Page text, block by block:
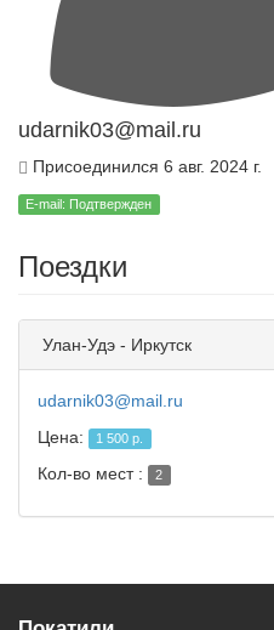
udarnik03@mail.ru
Присоединился 6 авг. 2024 г.
E-mail: Подтвержден
Поездки
Улан-Удэ - Иркутск
udarnik03@mail.ru
Цена:
1 500 р.
Кол-во мест : 2